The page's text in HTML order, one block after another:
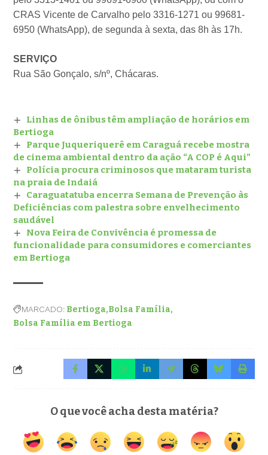
CRAS Vicente de Carvalho pelo 3316-1271 ou 99681-
6950 (WhatsApp), de segunda à sexta, das 8h às 17h.
SERVIÇO
Rua São Gonçalo, s/nº, Chácaras.
Linhas de ônibus têm ampliação de horários em
Bertioga
Parque Juqueriquerê em Caraguá recebe mostra
de cinema ambiental dentro da ação “A COP é Aqui”
Polícia procura criminosos que mataram turista
na praia de Indaiá
Caraguatatuba encerra Semana de Prevenção às
Deficiências com palestra sobre envelhecimento
saudável
Nova Feira de Convivência é promessa de
funcionalidade para consumidores e comerciantes
em Bertioga
MARCADO: Bertioga Bolsa Família
Bolsa Família em Bertioga
O que você acha desta matéria?